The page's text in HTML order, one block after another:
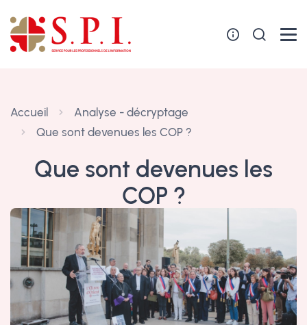
Accueil
Analyse - décryptage
Que sont devenues les COP ?
Que sont devenues les
COP ?
21 octobre 2024